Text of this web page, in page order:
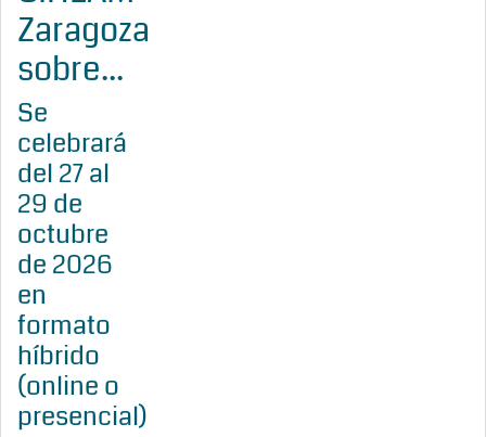
Zaragoza
sobre...
Se
celebrará
del 27 al
29 de
octubre
de 2026
en
formato
híbrido
(online o
presencial)